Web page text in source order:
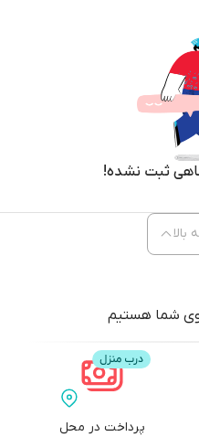
ثبت نشده!
شما هستیم
پرداخت در محل